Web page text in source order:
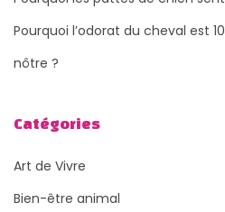
Pourquoi l’odorat du cheval est
nôtre ?
Catégories
Art de Vivre
Bien-être animal